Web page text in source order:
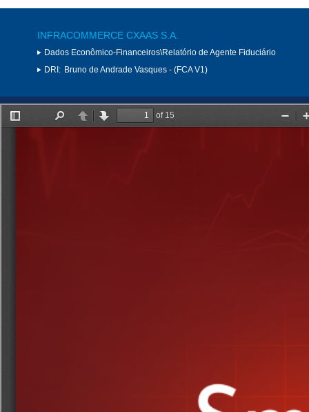
INFRACOMMERCE CXAAS S.A.
Dados Econômico-Financeiros\Relatório de Agente Fiduciário
DRI: Bruno de Andrade Vasques - (FCA V1)